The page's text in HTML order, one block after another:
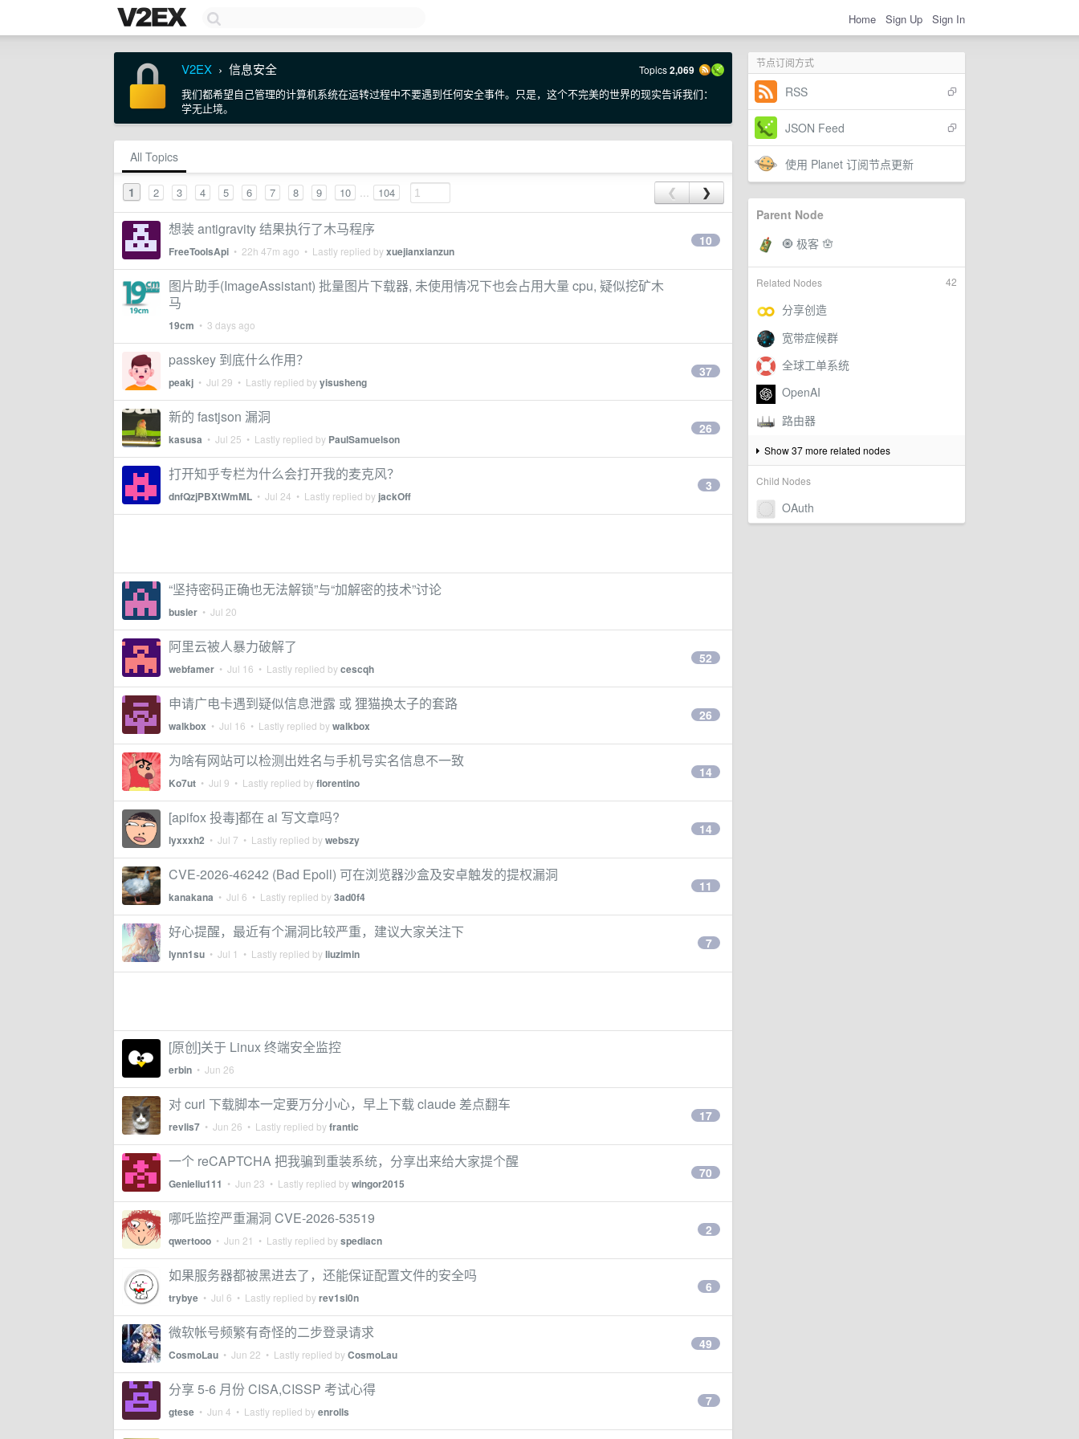
Home Sign Up Sign In
节点订阅方式
RSS
JSON Feed
使用 Planet 订阅节点更新
Parent Node
42
Related Nodes
Show 37 more related nodes
Child Nodes
V2EX › 信息安全 Topics2,069
我们都希望自己管理的计算机系统在运转过程中不要遇到任何安全事件。只是，这个不完美的世界的现实告诉我们：
学无止境。
All Topics
1 2 3 4 5 6 7 8 9 10 ... 104 ❮ ❯
想装 antigravity 结果执行了木马程序
FreeToolsApi • 22h 47m ago • Lastly replied byxuejianxianzun
10
图片助手(ImageAssistant) 批量图片下载器, 未使用情况下也会占用大量 cpu, 疑似挖矿木
马
19cm • 3 days ago
passkey 到底什么作用？
peakj • Jul 29 • Lastly replied byyisusheng
37
新的 fastjson 漏洞
kasusa • Jul 25 • Lastly replied by PaulSamuelson
26
打开知乎专栏为什么会打开我的麦克风？
dnfQzjPBXtWmML • Jul 24 • Lastly replied by jackOff
3
“坚持密码正确也无法解锁”与“加解密的技术”讨论
busier • Jul 20
阿里云被人暴力破解了
webfamer • Jul 16 • Lastly replied bycescqh
52
申请广电卡遇到疑似信息泄露 或 狸猫换太子的套路
walkbox • Jul 16 • Lastly replied bywalkbox
26
为啥有网站可以检测出姓名与手机号实名信息不一致
Ko7ut • Jul 9 • Lastly replied byflorentino
14
[apifox 投毒]都在 ai 写文章吗?
lyxxxh2 • Jul 7 • Lastly replied bywebszy
14
CVE-2026-46242 (Bad Epoll) 可在浏览器沙盒及安卓触发的提权漏洞
kanakana • Jul 6 • Lastly replied by3ad0f4
11
好心提醒，最近有个漏洞比较严重，建议大家关注下
lynn1su • Jul 1 • Lastly replied byliuzimin
7
[原创]关于 Linux 终端安全监控
erbin • Jun 26
对 curl 下载脚本一定要万分小心，早上下载 claude 差点翻车
revlis7 • Jun 26 • Lastly replied byfrantic
17
一个 reCAPTCHA 把我骗到重装系统，分享出来给大家提个醒
Genieliu111 • Jun 23 • Lastly replied bywingor2015
70
哪吒监控严重漏洞 CVE-2026-53519
qwertooo • Jun 21 • Lastly replied byspediacn
2
如果服务器都被黑进去了，还能保证配置文件的安全吗
trybye • Jul 6 • Lastly replied byrev1si0n
6
微软帐号频繁有奇怪的二步登录请求
CosmoLau • Jun 22 • Lastly replied byCosmoLau
49
分享 5-6 月份 CISA,CISSP 考试心得
gtese • Jun 4 • Lastly replied byenrolls
7